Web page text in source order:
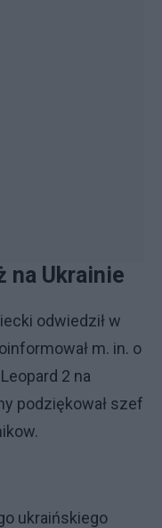
na Ukrainie
odwiedził w
m. in. o
2 na
podziękował szef
ukraińskiego